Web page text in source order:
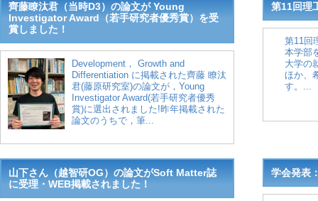
齊藤瞭汰君（当時D3）の論文が Young
Investigator Award（若手研究者優秀賞）を受
賞しました！
Development， Growth and
Differentiation に掲載された齊藤 瞭汰
君(藤原研究室)の論文が，Young
Investigator Award(若手研究者優秀
賞)に選出されました!昨年掲載された
論文のうちで，筆...
第11回理
第11回
本学部
大学の
ほか、
す。...
山下さん（越智研OG）の論文がSoft Matter誌
に受理・WEB掲載されました！
学会発表